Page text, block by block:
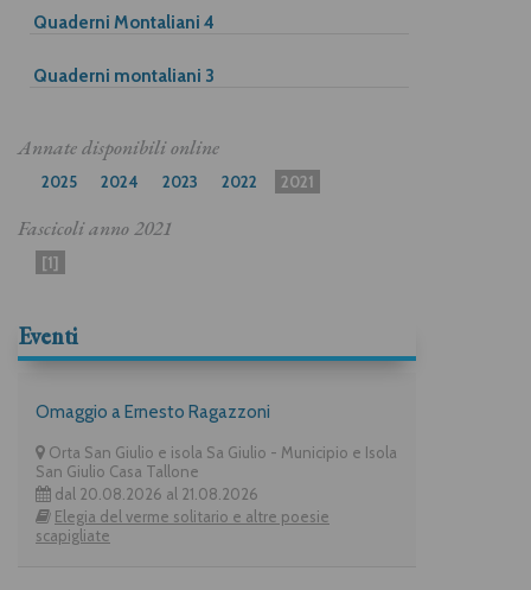
Quaderni Montaliani 4
Quaderni montaliani 3
Annate disponibili online
2025 2024 2023 2022 2021
Fascicoli anno2021
[1]
Eventi
Omaggio a Ernesto Ragazzoni
Orta San Giulio e isola Sa Giulio - Municipio e Isola
San Giulio Casa Tallone
dal 20.08.2026 al 21.08.2026
Elegia del verme solitario e altre poesie
scapigliate